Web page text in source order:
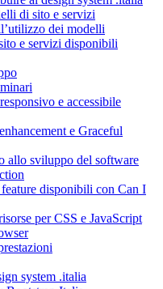
di sito e servizi
dei modelli
e servizi disponibili
e accessibile
e Graceful
allo sviluppo del software
disponibili con Can I
per CSS e JavaScript
system .italia